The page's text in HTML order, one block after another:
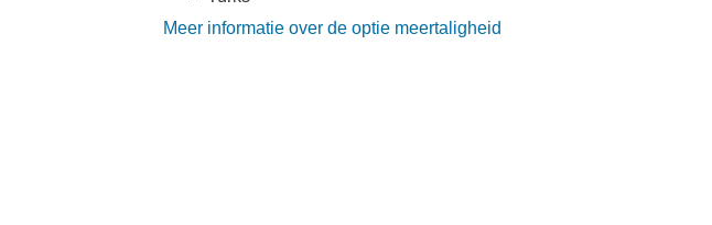
Meer informatie over de optie meertaligheid